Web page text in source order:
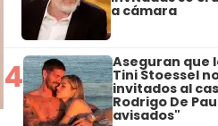
a cámara
4 Aseguran que
Tini Stoessel
invitados al
Rodrigo De
avisados"